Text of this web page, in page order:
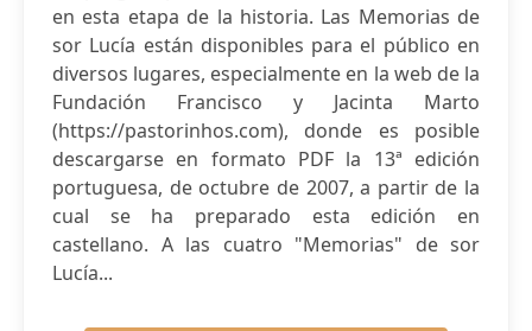
en esta etapa de la historia. Las Memorias de
sor Lucía están disponibles para el público en
diversos lugares, especialmente en la web de la
Fundación Francisco y Jacinta Marto
(https://pastorinhos.com), donde es posible
descargarse en formato PDF la 13ª edición
portuguesa, de octubre de 2007, a partir de la
cual se ha preparado esta edición en
castellano. A las cuatro "Memorias" de sor
Lucía...